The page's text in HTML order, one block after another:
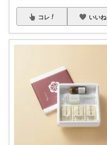
コレ いいね